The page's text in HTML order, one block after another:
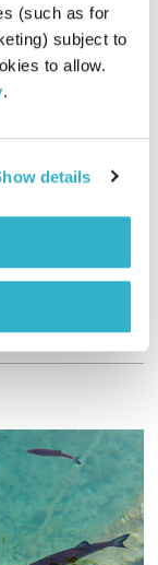
(such as for
subject to
to allow.
.
details
התעוררות
גליה
04.07.19
01:27:16
להתעורר כל בוקר,